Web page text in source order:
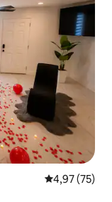
Évaluation
4,97 (75)